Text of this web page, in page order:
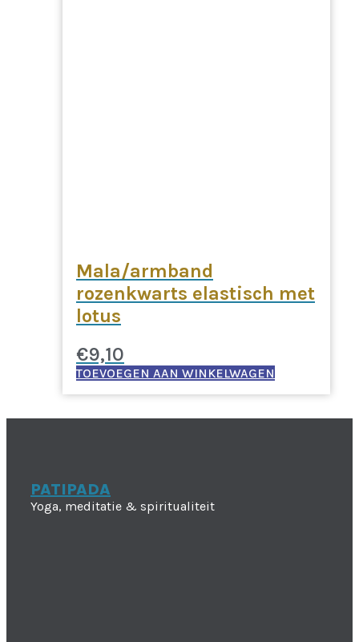
Mala/armband
rozenkwarts elastisch met
lotus
€9,10
TOEVOEGEN AAN WINKELWAGEN
PATIPADA
Yoga, meditatie & spiritualiteit